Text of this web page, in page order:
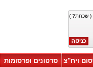
( שכחת? )
ויח"צ סרטונים ופרסומות